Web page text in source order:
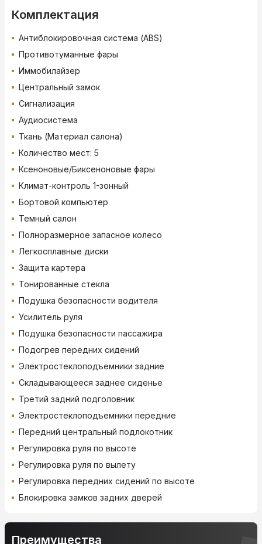
Комплектация
Антиблокировочная система (ABS)
Противотуманные фары
Иммобилайзер
Центральный замок
Сигнализация
Аудиосистема
Ткань (Материал салона)
Количество мест: 5
Ксеноновые/Биксеноновые фары
Климат-контроль 1-зонный
Бортовой компьютер
Темный салон
Полноразмерное запасное колесо
Легкосплавные диски
Защита картера
Тонированные стекла
Подушка безопасности водителя
Усилитель руля
Подушка безопасности пассажира
Подогрев передних сидений
Электростеклоподъемники задние
Складывающееся заднее сиденье
Третий задний подголовник
Электростеклоподъемники передние
Передний центральный подлокотник
Регулировка руля по высоте
Регулировка руля по вылету
Регулировка передних сидений по высоте
Блокировка замков задних дверей
Преимущества